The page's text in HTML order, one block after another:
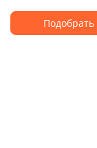
Подобрать